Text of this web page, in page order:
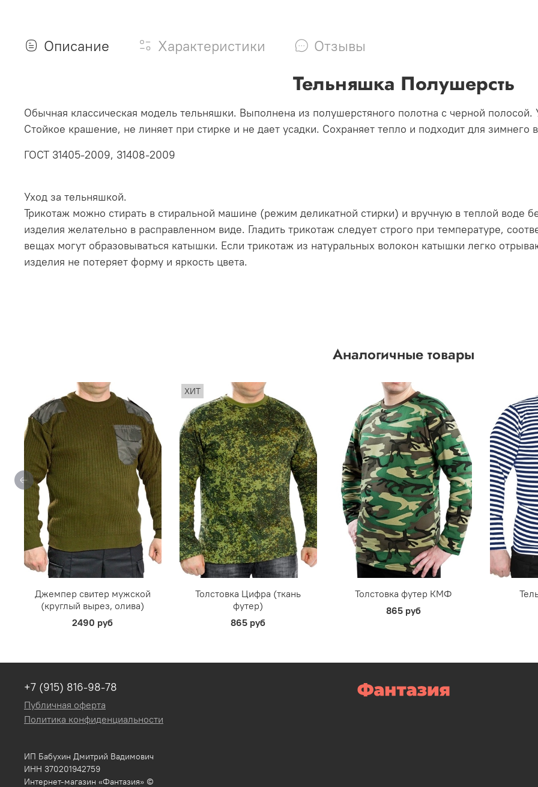
Описание Характеристики Отзывы
Тельняшка Полушерсть
Обычная классическая модель тельняшки. Выполнена из полушерстяного полотна с черной
Стойкое крашение, не линяет при стирке и не дает усадки. Сохраняет тепло и подходит для зимнего
ГОСТ 31405-2009, 31408-2009
Уход за тельняшкой.
Трикотаж можно стирать в стиральной машине (режим деликатной стирки) и вручную в теплой воде
изделия желательно в расправленном виде. Гладить трикотаж следует строго при температуре,
вещах могут образовываться катышки. Если трикотаж из натуральных волокон катышки легко
изделия не потеряет форму и яркость цвета.
Аналогичные товары
Джемпер свитер мужской
(круглый вырез, олива)
2490 руб
ХИТ
Толстовка Цифра (ткань
футер)
865 руб
Толстовка футер КМФ
865 руб
+7 (915) 816-98-78
Публичная оферта
Политика конфиденциальности
ИП Бабухин Дмитрий Вадимович
ИНН 370201942759
Интернет-магазин «Фантазия» ©